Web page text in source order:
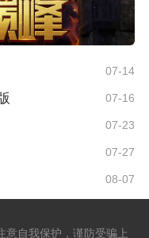
07-14
07-16
07-23
07-27
08-07
意自我保护，谨防受骗上